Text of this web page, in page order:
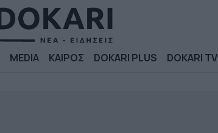
MEDIA ΚΑΙΡΟΣ DOKARI PLUS DOKARI TV